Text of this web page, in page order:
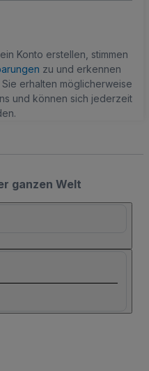
Konto erstellen, stimmen
zu und erkennen
Sie erhalten möglicherweise
und können sich jederzeit
ganzen Welt